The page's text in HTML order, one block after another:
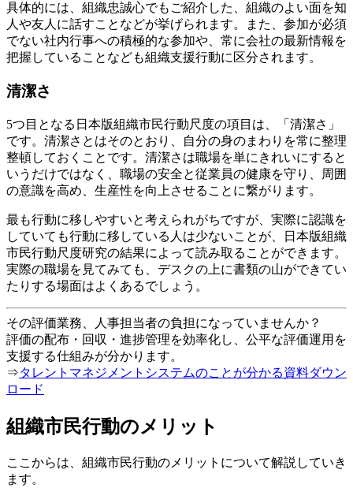
具体的には、組織忠誠心でもご紹介した、組織のよい面を知
人や友人に話すことなどが挙げられます。また、参加が必須
でない社内行事への積極的な参加や、常に会社の最新情報を
把握していることなども組織支援行動に区分されます。
清潔さ
5つ目となる日本版組織市民行動尺度の項目は、「清潔さ」
です。清潔さとはそのとおり、自分の身のまわりを常に整理
整頓しておくことです。清潔さは職場を単にきれいにすると
いうだけではなく、職場の安全と従業員の健康を守り、周囲
の意識を高め、生産性を向上させることに繋がります。
最も行動に移しやすいと考えられがちですが、実際に認識を
していても行動に移している人は少ないことが、日本版組織
市民行動尺度研究の結果によって読み取ることができます。
実際の職場を見てみても、デスクの上に書類の山ができてい
たりする場面はよくあるでしょう。
その評価業務、人事担当者の負担になっていませんか？
評価の配布・回収・進捗管理を効率化し、公平な評価運用を
支援する仕組みが分かります。
⇒タレントマネジメントシステムのことが分かる資料ダウン
ロード
組織市民行動のメリット
ここからは、組織市民行動のメリットについて解説していき
ます。